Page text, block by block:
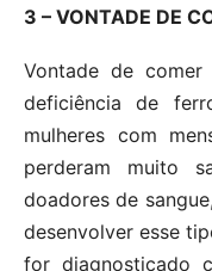
3 – VONTADE DE
Vontade de
deficiência de
mulheres com
perderam muito
doadores de
desenvolver esse
for diagnosticado